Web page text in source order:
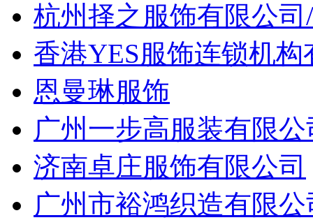
杭州择之服饰有限公
香港YES服饰连锁机
恩曼琳服饰
广州一步高服装有限公
济南卓庄服饰有限公司
广州市裕鸿织造有限公